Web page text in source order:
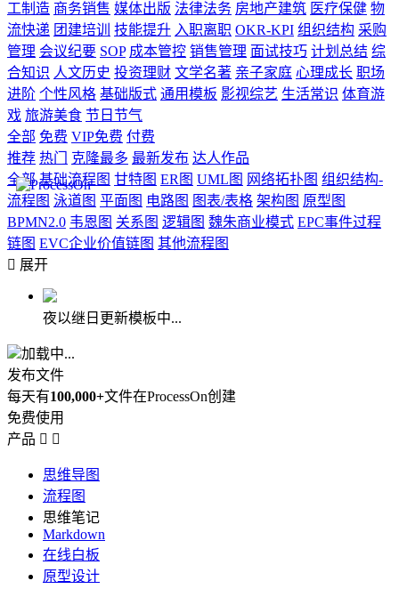
工制造 商务销售 媒体出版 法律法务 房地产建筑 医疗保健 物
流快递 团建培训 技能提升 入职离职 OKR-KPI 组织结构 采购
管理 会议纪要 SOP 成本管控 销售管理 面试技巧 计划总结 综
合知识 人文历史 投资理财 文学名著 亲子家庭 心理成长 职场
进阶 个性风格 基础版式 通用模板 影视综艺 生活常识 体育游
戏 旅游美食 节日节气
全部 免费 VIP免费 付费
推荐 热门 克隆最多 最新发布 达人作品
全部 基础流程图 甘特图 ER图 UML图 网络拓扑图 组织结构-
流程图 泳道图 平面图 电路图 图表/表格 架构图 原型图
BPMN2.0 韦恩图 关系图 逻辑图 魏朱商业模式 EPC事件过程
链图 EVC企业价值链图 其他流程图
 展开
夜以继日更新模板中...
加载中...
发布文件
每天有100,000+文件在ProcessOn创建
免费使用
产品  
思维导图
流程图
思维笔记
Markdown
在线白板
原型设计